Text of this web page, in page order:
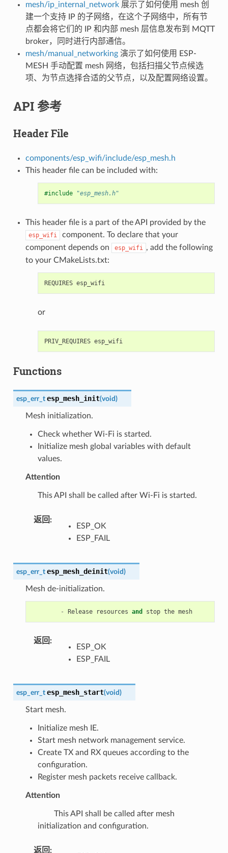
mesh/ip_internal_network展示了如何使用 mesh 创
建一个支持 IP 的子网络，在这个子网络中，所有节
点都会将它们的 IP 和内部 mesh 层信息发布到 MQTT
broker，同时进行内部通信。
mesh/manual_networking演示了如何使用 ESP-
MESH 手动配置 mesh 网络，包括扫描父节点候选
项、为节点选择合适的父节点，以及配置网络设置。
API 参考
Header File
components/esp_wifi/include/esp_mesh.h
This header file can be included with:
#include "esp_mesh.h"
This header file is a part of the API provided by the
esp_wifi
component. To declare that your
component depends on
esp_wifi , add the following
to your CMakeLists.txt:
REQUIRES esp_wifi
or
PRIV_REQUIRES esp_wifi
Functions
esp_err_t esp_mesh_init(void)
Mesh initialization.
Check whether Wi-Fi is started.
Initialize mesh global variables with default
values.
Attention
This API shall be called after Wi-Fi is started.
返回 :
ESP_OK
ESP_FAIL
esp_err_t esp_mesh_deinit(void)
Mesh de-initialization.
- Release resources and stop the mesh
返回 :
ESP_OK
ESP_FAIL
esp_err_t esp_mesh_start(void)
Start mesh.
Initialize mesh IE.
Start mesh network management service.
Create TX and RX queues according to the
configuration.
Register mesh packets receive callback.
Attention
This API shall be called after mesh
initialization and configuration.
返回 :